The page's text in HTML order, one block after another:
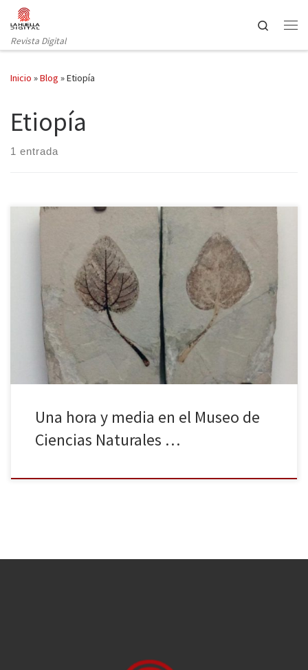
Saltar al contenido
Revista Digital
Search
Inicio »Blog »Etiopía
Etiopía
1 entrada
Italia está llena de museos espléndidos: la galería Uffizi, los
museos vaticanos, el arqueológico de Nápoles, la Ambrosiana de
Milán, el egipcio de Turín y otros muchos que darían para largos
comentarios, pero, aunque menos reconocidos, Italia también
cuenta también con excelentes museos de ciencias. Por eso, en
esta crónica […]
Una hora y media en el Museo de
Ciencias Naturales …